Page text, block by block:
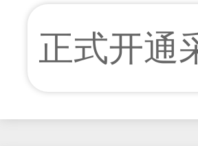
正式开通